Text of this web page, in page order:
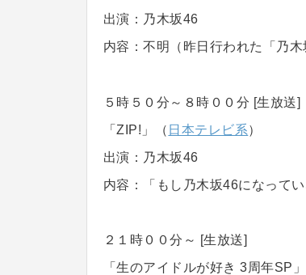
出演：乃木坂46
内容：不明（昨日行われた「乃
５時５０分～８時００分 [生放送]
「ZIP!」（ 日本テレビ系）
出演：乃木坂46
内容：「もし乃木坂46になって
２１時００分～ [生放送]
「生のアイドルが好き 3周年SP